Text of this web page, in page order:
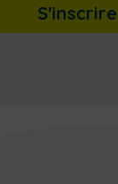
S'inscrire